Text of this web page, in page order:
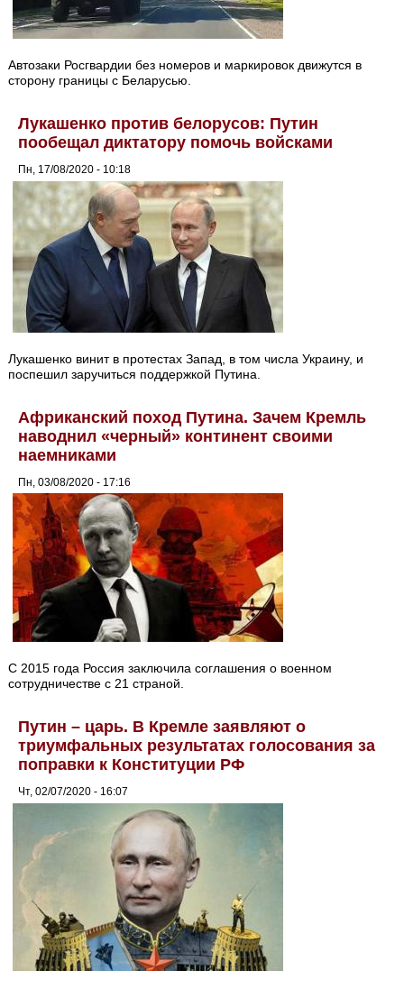
Автозаки Росгвардии без номеров и маркировок движутся в
сторону границы с Беларусью.
Лукашенко против белорусов: Путин
пообещал диктатору помочь войсками
Пн, 17/08/2020 - 10:18
Лукашенко винит в протестах Запад, в том числа Украину, и
поспешил заручиться поддержкой Путина.
Африканский поход Путина. Зачем Кремль
наводнил «черный» континент своими
наемниками
Пн, 03/08/2020 - 17:16
С 2015 года Россия заключила соглашения о военном
сотрудничестве с 21 страной.
Путин – царь. В Кремле заявляют о
триумфальных результатах голосования за
поправки к Конституции РФ
Чт, 02/07/2020 - 16:07